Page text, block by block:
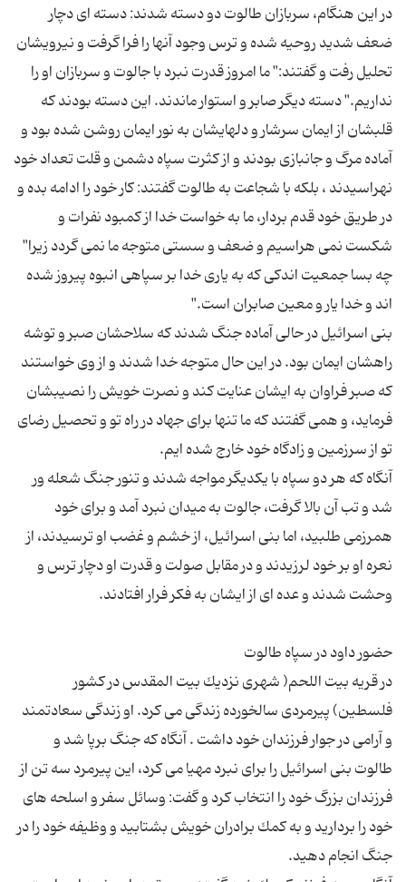
در این هنگام، سربازان طالوت دو دسته شدند: دسته ای دچار
ضعف شدید روحیه شده و ترس وجود آنها را فرا گرفت و نیرویشان
تحلیل رفت و گفتند:" ما امروز قدرت نبرد با جالوت و سربازان او را
نداریم." دسته دیگر صابر و استوار ماندند. این دسته بودند كه
قلبشان از ایمان سرشار و دلهایشان به نور ایمان روشن شده بود و
آماده مرگ و جانبازی بودند و از كثرت سپاه دشمن و قلت تعداد خود
نهراسیدند ، بلكه با شجاعت به طالوت گفتند: كار خود را ادامه بده و
در طریق خود قدم بردار، ما به خواست خدا از كمبود نفرات و
شكست نمی هراسیم و ضعف و سستی متوجه ما نمی گردد زیرا"
چه بسا جمعیت اندكی كه به یاری خدا بر سپاهی انبوه پیروز شده
بنی اسرائیل در حالی آماده جنگ شدند كه سلاحشان صبر و توشه
راهشان ایمان بود. در این حال متوجه خدا شدند و از وی خواستند
كه صبر فراوان به ایشان عنایت كند و نصرت خویش را نصیبشان
فرماید، و همی گفتند كه ما تنها برای جهاد در راه تو و تحصیل رضای
آنگاه كه هر دو سپاه با یكدیگر مواجه شدند و تنور جنگ شعله ور
شد و تب آن بالا گرفت، جالوت به میدان نبرد آمد و برای خود
همرزمی طلبید، اما بنی اسرائیل، از خشم و غضب او ترسیدند، از
نعره او بر خود لرزیدند و در مقابل صولت و قدرت او دچار ترس و
در قریه بیت اللحم( شهری نزدیك بیت المقدس در كشور
فلسطین) پیرمردی سالخورده زندگی می كرد. او زندگی سعادتمند
و آرامی در جوار فرزندان خود داشت . آنگاه كه جنگ برپا شد و
طالوت بنی اسرائیل را برای نبرد مهیا می كرد، این پیرمرد سه تن از
فرزندان بزرگ خود را انتخاب كرد و گفت: وسائل سفر و اسلحه های
خود را بردارید و به كمك برادران خویش بشتابید و وظیفه خود را در